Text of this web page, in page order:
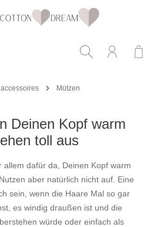
Mützen
Deinen Kopf warm
toll aus
allem dafür da, Deinen Kopf warm
aber natürlich nicht auf. Eine
sein, wenn die Haare Mal so gar
es windig draußen ist und die
würde oder einfach als